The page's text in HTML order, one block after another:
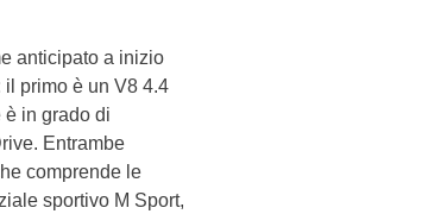
anticipato a inizio
primo è un V8 4.4
in grado di
Entrambe
comprende le
sportivo M Sport,